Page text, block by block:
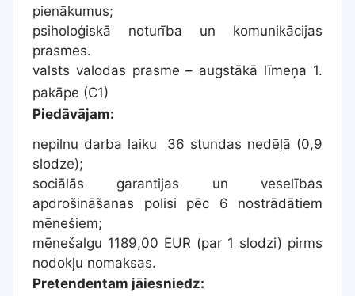
pienākumus;
psiholoģiskā noturība un komunikācijas
prasmes.
valsts valodas prasme – augstākā līmeņa 1.
pakāpe (C1)
Piedāvājam:
nepilnu darba laiku 36 stundas nedēļā (0,9
slodze);
sociālās garantijas un veselības
apdrošināšanas polisi pēc 6 nostrādātiem
mēnešiem;
mēnešalgu 1189,00 EUR (par 1 slodzi) pirms
nodokļu nomaksas.
Pretendentam jāiesniedz: